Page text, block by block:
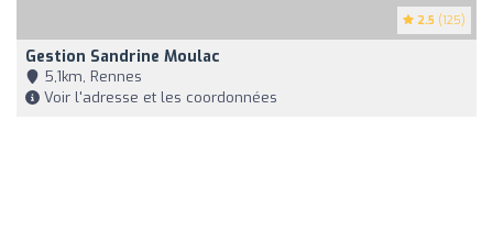
2.5 (125)
Gestion Sandrine Moulac
5,1km, Rennes
Voir l'adresse et les coordonnées